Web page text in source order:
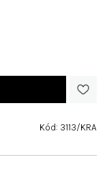
Kód: 3113/KRA